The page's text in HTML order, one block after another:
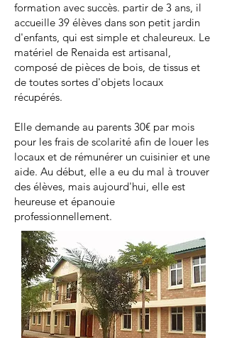
formation avec succès. partir de 3 ans, il
accueille 39 élèves dans son petit jardin
d'enfants, qui est simple et chaleureux. Le
matériel de Renaida est artisanal,
composé de pièces de bois, de tissus et
de toutes sortes d'objets locaux
récupérés.
Elle demande au parents 30€ par mois
pour les frais de scolarité afin de louer les
locaux et de rémunérer un cuisinier et une
aide. Au début, elle a eu du mal à trouver
des élèves, mais aujourd'hui, elle est
heureuse et épanouie
professionnellement.